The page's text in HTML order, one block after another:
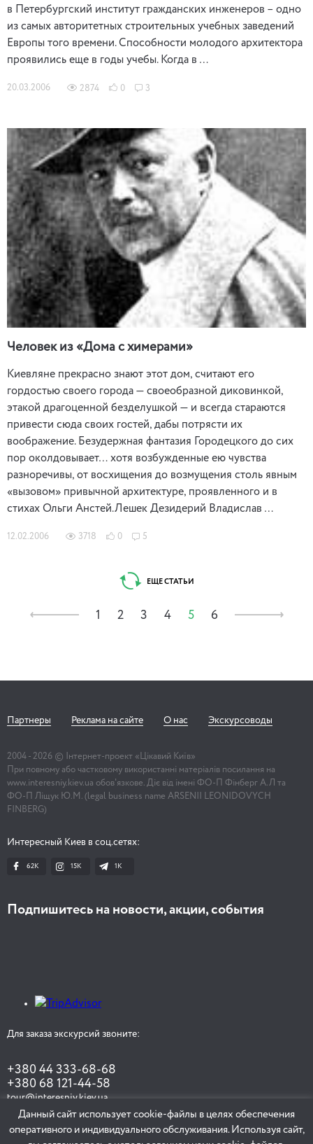
Данный сайт использует cookie-файлы в целях обеспечения
оперативного и индивидуального обслуживания. Используя сайт,
в Петербургский институт гражданских инженеров – одно
из самых авторитетных строительных учебных заведений
Европы того времени. Способности молодого архитектора
проявились еще в годы учебы. Когда в …
20.03.2006 2874 0 3
Человек из «Дома с химерами»
Киевляне прекрасно знают этот дом, считают его
гордостью своего города — своеобразной диковинкой,
этакой драгоценной безделушкой — и всегда стараются
привести сюда своих гостей, дабы потрясти их
воображение. Безудержная фантазия Городецкого до сих
пор околдовывает… хотя возбужденные ею чувства
разноречивы, от восхищения до возмущения столь явным
«вызовом» привычной архитектуре, проявленного и в
стихах Ольги Анстей.Лешек Дезидерий Владислав …
12.02.2006 3718 0 5
ЕЩЕ СТАТЬИ
1 2 3 4 5 6
Партнеры Реклама на сайте О нас Экскурсоводы
2004 - 2026 © Інтернет-проект «Цікавий Київ»
При повному або частковому використанні матеріалів посилання на
www.interesniy.kiev.ua обов'язкове. Діє від імені ФО-П Фінберг А.Л та
ФО-П Ліщук Ю.М. (legal business name ARSENII LEONIDOVYCH
FINBERG)
Интересный Киев в соц.сетях:
62K 15K 1К
Подпишитесь на новости, акции, события
Для заказа экскурсий звоните:
+380 44 333-68-68
+380 68 121-44-58
tour@interesniy.kiev.ua